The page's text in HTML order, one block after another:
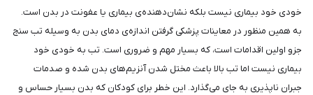
خودی خود بیماری نیست بلکه نشان‌دهنده‌ی بیماری یا عفونت در بدن است.
به همین منظور در معاینات پزشکی گرفتن اندازه‌ی دمای بدن به وسیله تب سنج
جزو اولین اقدامات است، که بسیار مهم و ضروری است. تب به خودی خود
بیماری نیست اما تب بالا باعث مختل شدن آنزیم‌های بدن شده و صدمات
جبران ناپذیری به جای می‌گذارد. این خطر برای کودکان که بدن بسیار حساس و